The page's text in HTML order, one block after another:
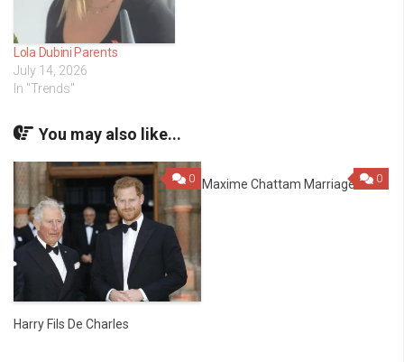
Lola Dubini Parents
July 14, 2026
In "Trends"
You may also like...
0
Harry Fils De Charles
0
Maxime Chattam Marriage